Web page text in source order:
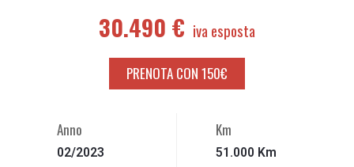
30.490 €
PRENOTA CON 150€
Anno
02/2023
Km
51.000 Km